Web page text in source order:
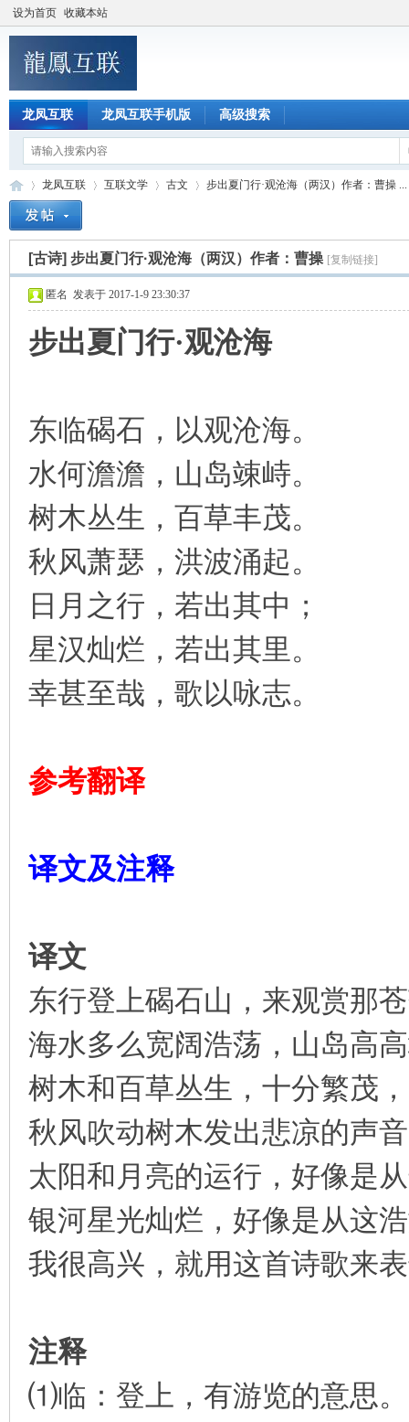
设为首页 收藏本站
龙凤互联 龙凤互联手机版 高级搜索
龙凤互联
›
互联文学
›
古文
›
步出夏门行·观沧海（两汉）作者：曹操 ...
[古诗] 步出夏门行·观沧海（两汉）作者：曹操 [复制链接]
匿名 发表于 2017-1-9 23:30:37
步出夏门行·观沧海
东临碣石，以观沧海。
水何澹澹，山岛竦峙。
树木丛生，百草丰茂。
秋风萧瑟，洪波涌起。
日月之行，若出其中；
星汉灿烂，若出其里。
幸甚至哉，歌以咏志。
参考翻译
译文及注释
译文
东行登上碣石山，来观赏那
海水多么宽阔浩荡，山岛高
树木和百草丛生，十分繁茂，
秋风吹动树木发出悲凉的声
太阳和月亮的运行，好像是
银河星光灿烂，好像是从这
我很高兴，就用这首诗歌来
注释
⑴临：登上，有游览的意思。